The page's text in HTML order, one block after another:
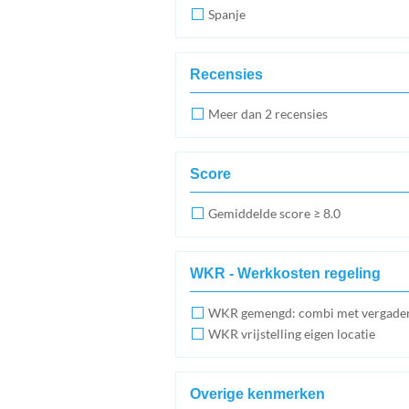
Spanje
Recensies
Meer dan 2 recensies
Score
Gemiddelde score ≥ 8.0
WKR - Werkkosten regeling
WKR gemengd: combi met
WKR vrijstelling eigen locatie
Overige kenmerken